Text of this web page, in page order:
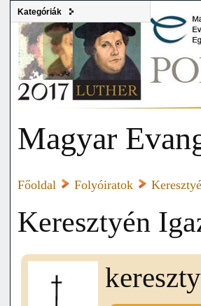
Kategóriák
Magyar
Főoldal Folyóiratok
Keresztyén